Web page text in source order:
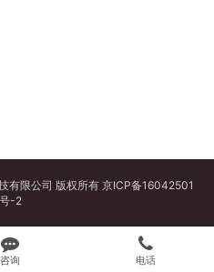
有限公司 版权所有 京ICP备16042501
号-2
咨询 电话